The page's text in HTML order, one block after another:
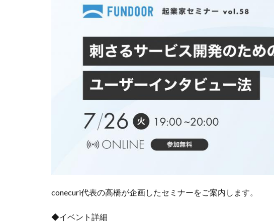
conecuri代表の高橋が企画したセミナーをご案内します。
◆イベント詳細